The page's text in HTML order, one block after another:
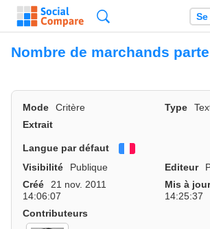
Nombre de marchands
Mode Critère Type
Extrait
Langue par défaut
Visibilité
Publique Editeur
Créé
21 nov. 2011
14:06:07
Mis à jour
14:25:37
Contributeurs